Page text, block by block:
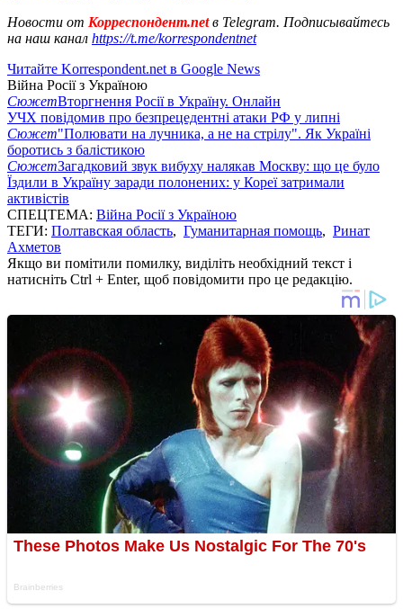
Новости от Корреспондент.netв Telegram. Подписывайтесь
на наш канал https://t.me/korrespondentnet
Читайте Korrespondent.net в Google News
Війна Росії з Україною
СюжетВторгнення Росії в Україну. Онлайн
УЧХ повідомив про безпрецедентні атаки РФ у липні
Сюжет"Полювати на лучника, а не на стрілу". Як Україні
боротись з балістикою
СюжетЗагадковий звук вибуху налякав Москву: що це було
Їздили в Україну заради полонених: у Кореї затримали
активістів
СПЕЦТЕМА: Війна Росії з Україною
ТЕГИ: Полтавская область, Гуманитарная помощь, Ринат
Ахметов
Якщо ви помітили помилку, виділіть необхідний текст і
натисніть Ctrl + Enter, щоб повідомити про це редакцію.